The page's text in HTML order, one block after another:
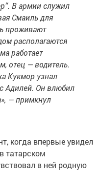
В армии служил
Смаиль для
проживают
располагаются
работает
отец — водитель.
Кукмор узнал
Адилей. Он влюбил
— примкнул
когда впервые увидел
татарском
в ней родную